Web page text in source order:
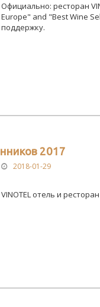
Официально: ресторан
Europe" and "Best Wine
поддержку.
2017
2018-01-29
VINOTEL отель и